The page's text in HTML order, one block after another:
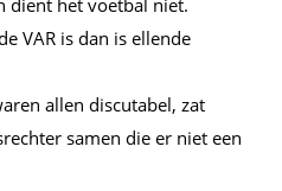
dient het voetbal niet.
VAR is dan is ellende
allen discutabel, zat
samen die er niet een